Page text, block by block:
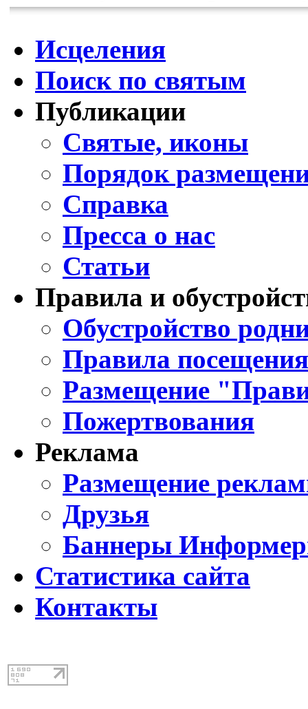
Исцеления
Поиск по святым
Публикации
Святые, иконы
Порядок
Справка
Пресса о нас
Статьи
Правила и
Обустройство
Правила
Размещение
Пожертвования
Реклама
Размещение
Друзья
Баннеры
Статистика сайта
Контакты